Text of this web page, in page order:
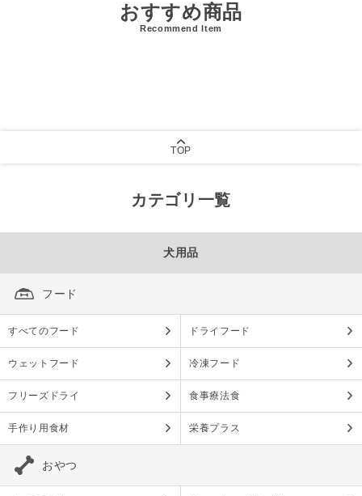
おすすめ商品
Recommend Item
TOP
カテゴリ一覧
犬用品
フード
すべてのフード ドライフード
ウェットフード 冷凍フード
フリーズドライ 食事療法食
手作り用食材 栄養プラス
おやつ